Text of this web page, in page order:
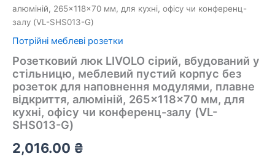
алюміній, 265×118×70 мм, для кухні, офісу чи конференц-
залу (VL-SHS013-G)
Потрійні меблеві розетки
Розетковий люк LIVOLO сірий, вбудований у
стільницю, меблевий пустий корпус без
розеток для наповнення модулями, плавне
відкриття, алюміній, 265×118×70 мм, для
кухні, офісу чи конференц-залу (VL-
SHS013-G)
2,016.00 ₴